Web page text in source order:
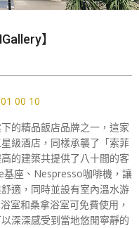
】
的精品飯店品牌之一，這家
級酒店，同樣承襲了「索菲
的建築共提供了八十間的客
座、Nespresso咖啡機，讓
適，同時並設有室內溫水游
室和桑拿浴室可免費使用，
深深感受到當地悠閒寧靜的